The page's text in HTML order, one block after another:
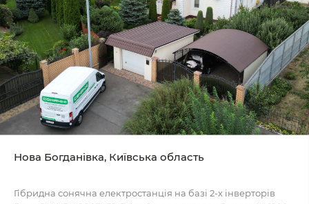
Нова Богданівка, Київська область
Гібридна сонячна електростанція на базі 2-х інверторів